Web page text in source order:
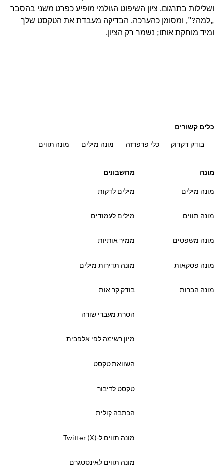
ושלילות בתרגום. ציון השיפוט הגולמי מופיע כפרט משני בהסבר
„למה?”, ומסומן כהערכה. הבדיקה מעבדת את הטקסט שלך
ומיד מוחקת אותו; נשמר רק הציון.
כלים קשורים
בודק דקדוק
כלי פרפרזה מונה מילים מונה תווים
מונה
מונה מילים
מונה תווים
מונה משפטים
מונה פסקאות
מונה הברות
מחשבונים
מילים לדקות
מילים לעמודים
ממיר אותיות
מונה תדירות מילים
בודק קריאות
הסרת מעברי שורה
מיון רשימה לפי אלפבית
השוואת טקסט
טקסט לדיבור
הכתבה קולית
מונה תווים ל‑Twitter (X)
מונה תווים לאינסטגרם